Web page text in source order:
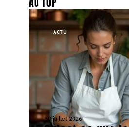
ACTU
30 juillet 2026